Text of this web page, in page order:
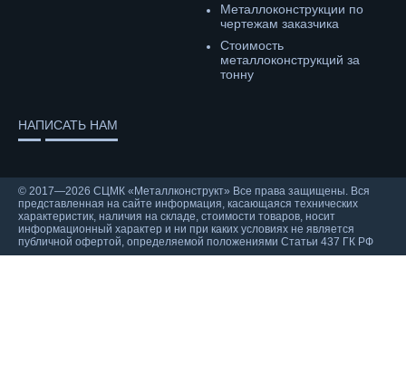
Металлоконструкции по
чертежам заказчика
Cтоимость
металлоконструкций за
тонну
НАПИСАТЬ НАМ
© 2017—2026 СЦМК «Металлконструкт» Все права защищены. Вся
представленная на сайте информация, касающаяся технических
характеристик, наличия на складе, стоимости товаров, носит
информационный характер и ни при каких условиях не является
публичной офертой, определяемой положениями Статьи 437 ГК РФ